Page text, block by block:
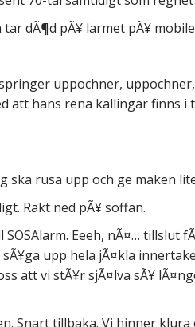
dÃ¶d pÃ¥ larmet pÃ¥
uppochner,
hans rena kallingar finns i
rusa upp och ge maken
Rakt ned pÃ¥ soffan.
Eeeh, nÃ¤… tillslut
upp hela jÃ¤kla
att vi stÃ¥r sjÃ¤lva sÃ¥
Snart tillbaka. Vi hinner